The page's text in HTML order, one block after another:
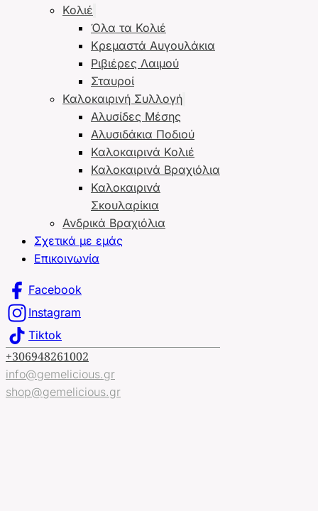
Κολιέ
Όλα τα Κολιέ
Κρεμαστά Αυγουλάκια
Ριβιέρες Λαιμού
Σταυροί
Καλοκαιρινή Συλλογή
Αλυσίδες Μέσης
Αλυσιδάκια Ποδιού
Καλοκαιρινά Κολιέ
Καλοκαιρινά Βραχιόλια
Καλοκαιρινά
Σκουλαρίκια
Ανδρικά Βραχιόλια
Σχετικά με εμάς
Επικοινωνία
Facebook
Instagram
Tiktok
+306948261002
info@gemelicious.gr
shop@gemelicious.gr